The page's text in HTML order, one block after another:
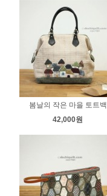
봄날의 작은 마을 토트백
42,000원